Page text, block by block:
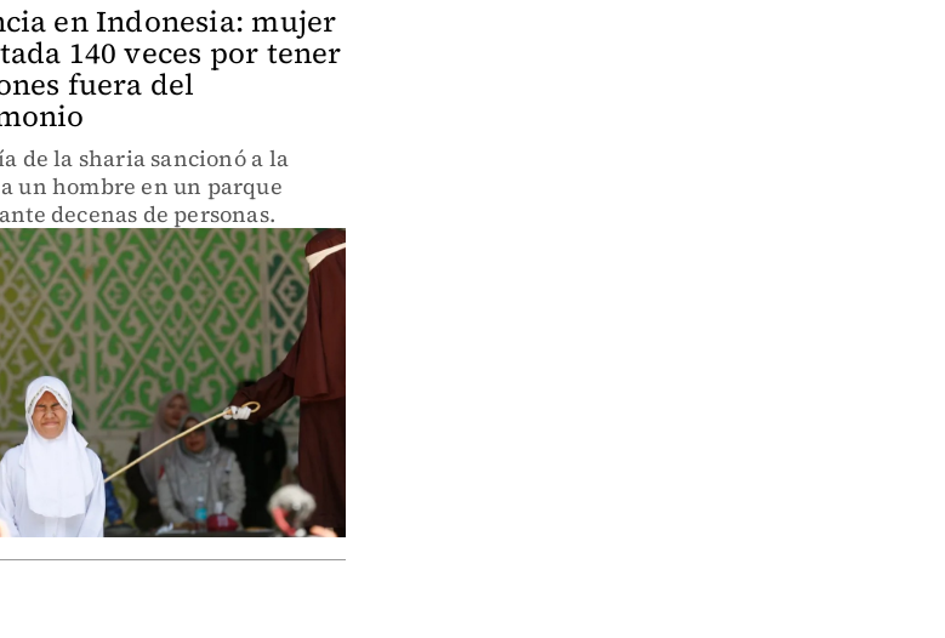
en Indonesia: mujer
140 veces por tener
fuera del
de la sharia sancionó a la
un hombre en un parque
decenas de personas.